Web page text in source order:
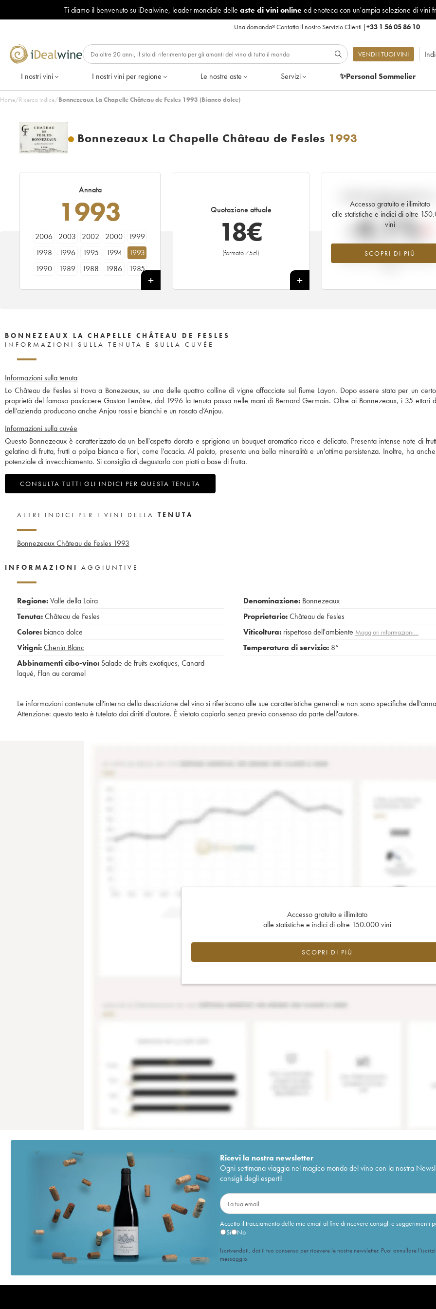
Ti diamo il benvenuto su iDealwine, leader mondiale delle aste di vini onlineed enoteca con un'ampia selezione di vini
Una domanda?Contatta il nostro Servizio Clienti |+33 1 56 05 86 10
VENDI I TUOI VINI
I nostri vini I nostri vini per regione Le nostre aste Servizi ✨Personal Sommelier
Home/Ricerca indice/Bonnezeaux La Chapelle Château de Fesles 1993 (Bianco dolce)
Bonnezeaux La Chapelle Château de Fesles 1993
Annata
1993
2006 2003 2002 2000
1999
1998
1996 1995 1994
1993
1990
1989 1988 1986 1985
Quotazione attuale
18€
(formato 75cl)
+
Accesso gratuito e illimitato
alle statistiche e indici di oltre
vini
SCOPRI DI PIÙ
tempo reale
-4.1%
Tendenza al ribasso per il valore
dell'annata 1993 nel 2026 rispetto
BONNEZEAUX LA CHAPELLE CHÂTEAU DE FESLES
INFORMAZIONI SULLA TENUTA E SULLA CUVÉE
Informazioni sulla tenuta
Lo Château de Fesles si trova a Bonezeaux, su una delle quattro colline di vigne affacciate sul fiume Layon. Dopo essere stata per un
proprietà del famoso pasticcere Gaston Lenôtre, dal 1996 la tenuta passa nelle mani di Bernard Germain. Oltre ai Bonnezeaux, i 35 ettari
dell’azienda producono anche Anjou rossi e bianchi e un rosato d’Anjou.
Informazioni sulla cuvée
Questo Bonnezeaux è caratterizzato da un bell'aspetto dorato e sprigiona un bouquet aromatico ricco e delicato. Presenta intense note di
gelatina di frutta, frutti a polpa bianca e fiori, come l'acacia. Al palato, presenta una bella mineralità e un'ottima persistenza. Inoltre, ha
potenziale di invecchiamento. Si consiglia di degustarlo con piatti a base di frutta.
CONSULTA TUTTI GLI INDICI PER QUESTA TENUTA
ALTRI INDICI PER I VINI DELLA TENUTA
Bonnezeaux Château de Fesles 1993
INFORMAZIONI AGGIUNTIVE
Regione:Valle della Loira
Tenuta:Château de Fesles
Colore: bianco dolce
Vitigni:Chenin Blanc
Abbinamenti cibo-vino: Salade de fruits exotiques, Canard
laqué, Flan au caramel
Denominazione: Bonnezeaux
Proprietario:Château de Fesles
Viticoltura: rispettoso dell'ambiente Maggiori informazioni…
Temperatura di servizio: 8°
Le informazioni contenute all'interno della descrizione del vino si riferiscono alle sue caratteristiche generali e non sono specifiche
Attenzione: questo testo è tutelato dai diritti d'autore. È vietato copiarlo senza previo consenso da parte dell'autore.
Accesso gratuito e illimitato
alle statistiche e indici di oltre 150.000 vini
SCOPRI DI PIÙ
Ricevi la nostra newsletter
Ogni settimana viaggia nel magico mondo del vino con la nostra
consigli degli esperti!
Accetto il tracciamento delle mie email al fine di ricevere consigli e suggerimenti
Sì
No
Iscrivendoti, dai il tuo consenso per ricevere le nostre newsletter. Puoi annullare
messaggio.